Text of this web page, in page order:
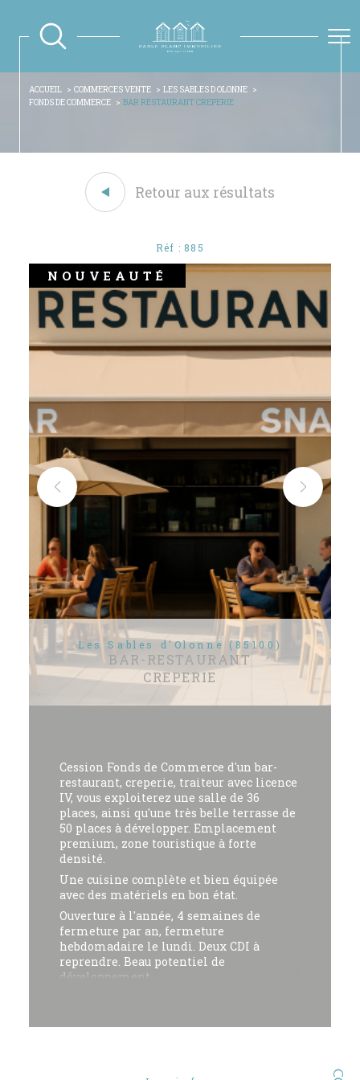
ACCUEIL COMMERCES VENTE
LES SABLES D OLONNE
FONDS DE COMMERCE
BAR RESTAURANT CREPERIE
Retour aux résultats
Réf : 885
NOUVEAUTÉ
Les Sables d'Olonne (85100)
BAR-RESTAURANT
CREPERIE
Cession Fonds de Commerce d'un bar-
restaurant, creperie, traiteur avec licence
IV, vous exploiterez une salle de 36
places, ainsi qu'une très belle terrasse de
50 places à développer. Emplacement
premium, zone touristique à forte
densité.
Une cuisine complète et bien équipée
avec des matériels en bon état.
Ouverture à l'année, 4 semaines de
fermeture par an, fermeture
hebdomadaire le lundi. Deux CDI à
reprendre. Beau potentiel de
développement.